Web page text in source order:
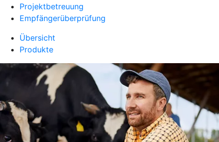
Projektbetreuung
Empfängerüberprüfung
Übersicht
Produkte